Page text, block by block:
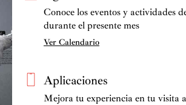
Conoce los eventos y actividades
durante el presente mes
Ver Calendario
Aplicaciones
Mejora tu experiencia en tu visita